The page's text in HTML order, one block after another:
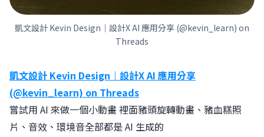
凱文設計 Kevin Design｜設計X AI 應用分享 (@kevin_learn) on
Threads
凱文設計 Kevin Design｜設計X AI 應用分享
(@kevin_learn) on Threads
嘗試用 AI 來做一個小動畫 裡面豬頭旋轉動畫、豬血糕照
片、音效、環境音全部都是 AI 生成的